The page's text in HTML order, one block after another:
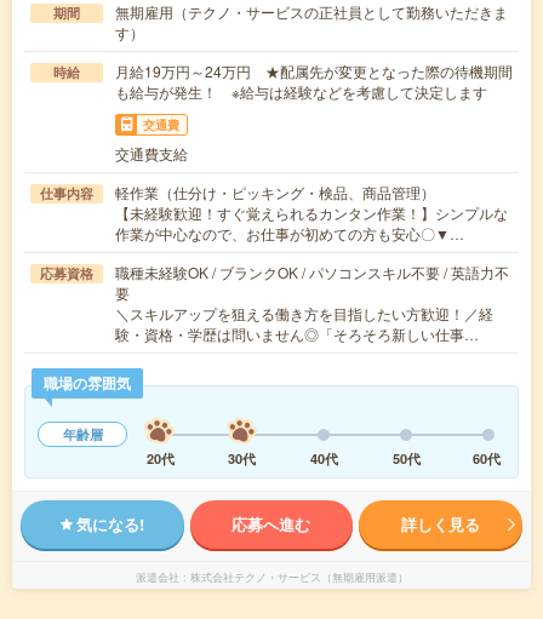
期間
無期雇用（テクノ・サービスの正社員として勤務いただきま
す）
時給
月給19万円～24万円 ★配属先が変更となった際の待機期間
も給与が発生！ ※給与は経験などを考慮して決定します
交通費
交通費支給
仕事内容
軽作業（仕分け・ピッキング・検品、商品管理）
【未経験歓迎！すぐ覚えられるカンタン作業！】シンプルな
作業が中心なので、お仕事が初めての方も安心〇▼…
応募資格
職種未経験OK / ブランクOK / パソコンスキル不要 / 英語力不
要
＼スキルアップを狙える働き方を目指したい方歓迎！／経
験・資格・学歴は問いません◎「そろそろ新しい仕事…
職場の雰囲気
年齢層
20代
30代 40代 50代 60代
気になる! 応募へ進む 詳しく見る
派遣会社 株式会社テクノ・サービス（無期雇用派遣）